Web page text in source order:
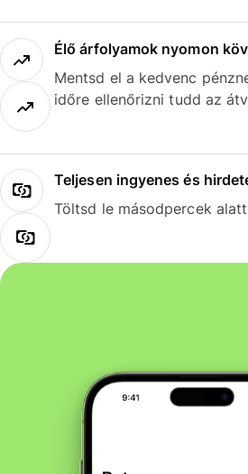
Élő árfolyamok nyomon
Mentsd el a kedvenc
időre ellenőrizni tudd az
Teljesen ingyenes és
Töltsd le másodpercek